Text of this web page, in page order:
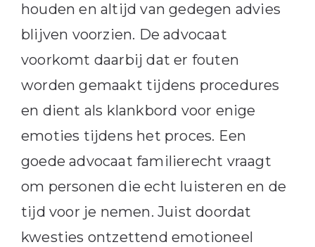
houden en altijd van gedegen advies
blijven voorzien. De advocaat
voorkomt daarbij dat er fouten
worden gemaakt tijdens procedures
en dient als klankbord voor enige
emoties tijdens het proces. Een
goede advocaat familierecht vraagt
om personen die echt luisteren en de
tijd voor je nemen. Juist doordat
kwesties ontzettend emotioneel